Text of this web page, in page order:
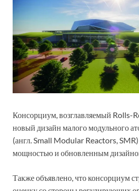
Консорциум, возглавляемый Rolls-
новый дизайн малого модульного
(англ. Small Modular Reactors,
мощностью и обновленным
Также объявлено, что консорциум